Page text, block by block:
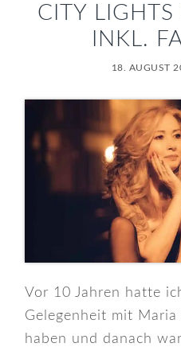
CITY
INKL.
18. AUGUST
Vor 10 Jahren hatte
Gelegenheit mit Maria
haben und danach